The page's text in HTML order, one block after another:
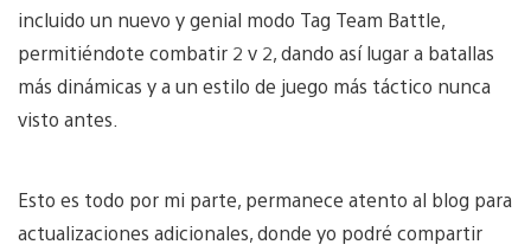
incluido un nuevo y genial modo Tag Team Battle,
permitiéndote combatir 2 v 2, dando así lugar a batallas
más dinámicas y a un estilo de juego más táctico nunca
visto antes.
Esto es todo por mi parte, permanece atento al blog para
actualizaciones adicionales, donde yo podré compartir